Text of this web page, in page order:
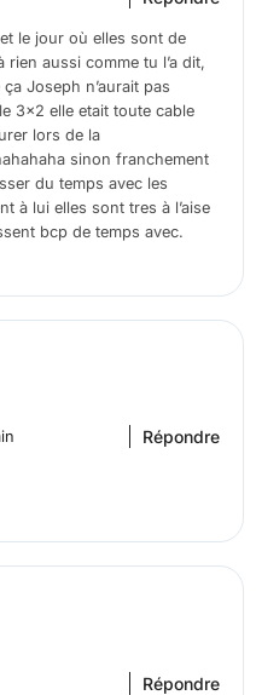
le jour où elles sont de
aussi comme tu l’a dit,
Joseph n’aurait pas
3×2 elle etait toute cable
lors de la
sinon franchement
du temps avec les
à lui elles sont tres à l’aise
bcp de temps avec.
Répondre
Répondre